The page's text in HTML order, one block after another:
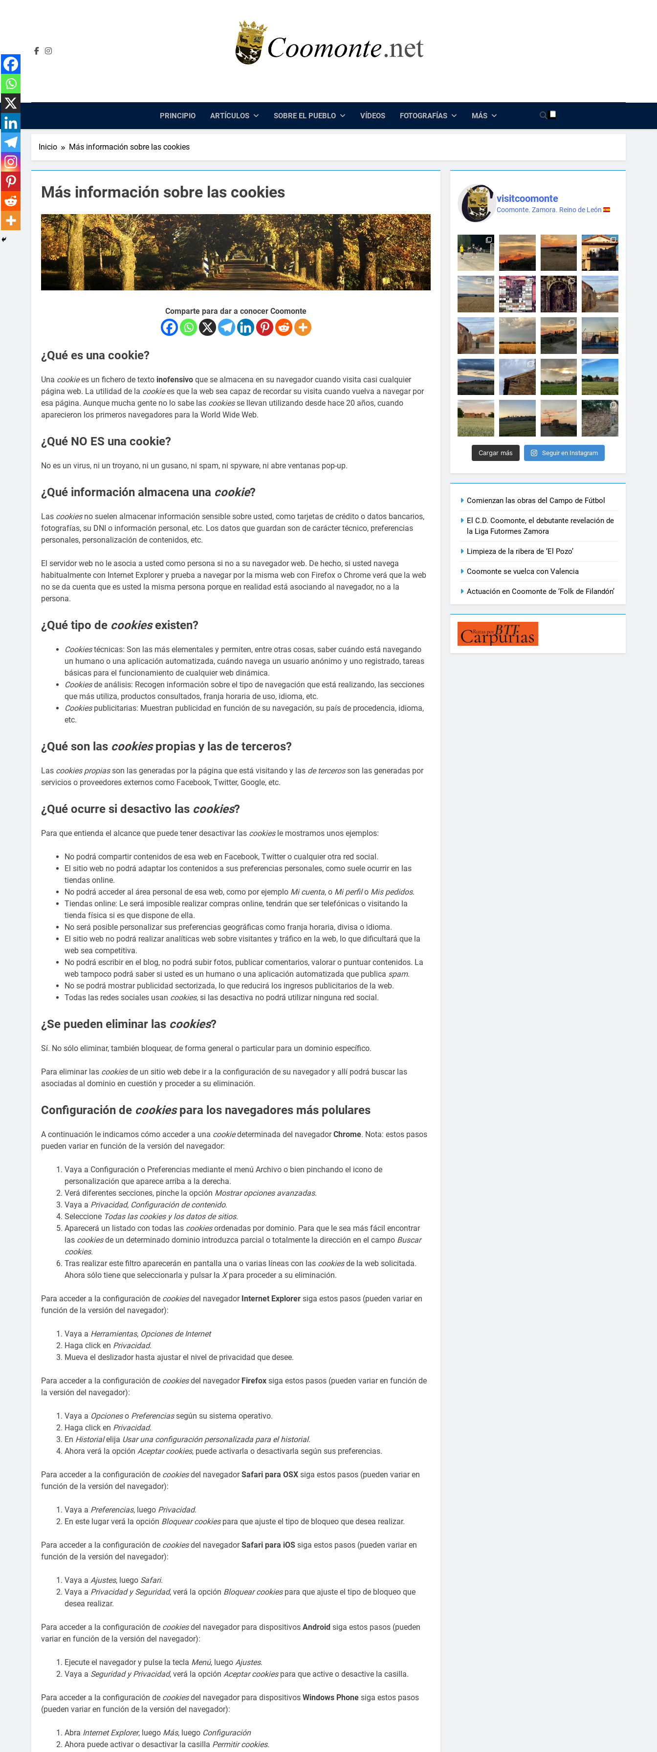
Coomonte.net |
PRINCIPIO ARTÍCULOS SOBRE EL PUEBLO VÍDEOS FOTOGRAFÍAS MÁS
Inicio Más información sobre las cookies
Más información sobre las cookies
Comparte para dar a conocer Coomonte
¿Qué es una cookie?
Una cookiees un fichero de texto inofensivo que se almacena en su navegador cuando visita casi cualquier
página web. La utilidad de la cookiees que la web sea capaz de recordar su visita cuando vuelva a navegar por
esa página. Aunque mucha gente no lo sabe las cookiesse llevan utilizando desde hace 20 años, cuando
aparecieron los primeros navegadores para la World Wide Web.
¿Qué NO ES una cookie?
No es un virus, ni un troyano, ni un gusano, ni spam, ni spyware, ni abre ventanas pop-up.
¿Qué información almacena una cookie?
Las cookiesno suelen almacenar información sensible sobre usted, como tarjetas de crédito o datos bancarios,
fotografías, su DNI o información personal, etc. Los datos que guardan son de carácter técnico, preferencias
personales, personalización de contenidos, etc.
El servidor web no le asocia a usted como persona si no a su navegador web. De hecho, si usted navega
habitualmente con Internet Explorer y prueba a navegar por la misma web con Firefox o Chrome verá que la web
no se da cuenta que es usted la misma persona porque en realidad está asociando al navegador, no a la
persona.
¿Qué tipo de cookiesexisten?
Cookiestécnicas: Son las más elementales y permiten, entre otras cosas, saber cuándo está navegando
un humano o una aplicación automatizada, cuándo navega un usuario anónimo y uno registrado, tareas
básicas para el funcionamiento de cualquier web dinámica.
Cookiesde análisis: Recogen información sobre el tipo de navegación que está realizando, las secciones
que más utiliza, productos consultados, franja horaria de uso, idioma, etc.
Cookiespublicitarias: Muestran publicidad en función de su navegación, su país de procedencia, idioma,
etc.
¿Qué son las cookiespropias y las de terceros?
Las cookies propiasson las generadas por la página que está visitando y las de tercerosson las generadas por
servicios o proveedores externos como Facebook, Twitter, Google, etc.
¿Qué ocurre si desactivo las cookies?
Para que entienda el alcance que puede tener desactivar las cookiesle mostramos unos ejemplos:
No podrá compartir contenidos de esa web en Facebook, Twitter o cualquier otra red social.
El sitio web no podrá adaptar los contenidos a sus preferencias personales, como suele ocurrir en las
tiendas online.
No podrá acceder al área personal de esa web, como por ejemplo Mi cuenta, o Mi perfilo Mis pedidos.
Tiendas online: Le será imposible realizar compras online, tendrán que ser telefónicas o visitando la
tienda física si es que dispone de ella.
No será posible personalizar sus preferencias geográficas como franja horaria, divisa o idioma.
El sitio web no podrá realizar analíticas web sobre visitantes y tráfico en la web, lo que dificultará que la
web sea competitiva.
No podrá escribir en el blog, no podrá subir fotos, publicar comentarios, valorar o puntuar contenidos. La
web tampoco podrá saber si usted es un humano o una aplicación automatizada que publica spam.
No se podrá mostrar publicidad sectorizada, lo que reducirá los ingresos publicitarios de la web.
Todas las redes sociales usan cookies, si las desactiva no podrá utilizar ninguna red social.
¿Se pueden eliminar las cookies?
Sí. No sólo eliminar, también bloquear, de forma general o particular para un dominio específico.
Para eliminar las cookiesde un sitio web debe ir a la configuración de su navegador y allí podrá buscar las
asociadas al dominio en cuestión y proceder a su eliminación.
Configuración de cookiespara los navegadores más polulares
A continuación le indicamos cómo acceder a una cookiedeterminada del navegadorChrome. Nota: estos pasos
pueden variar en función de la versión del navegador:
Vaya a Configuración o Preferencias mediante el menú Archivo o bien pinchando el icono de
personalización que aparece arriba a la derecha.
Verá diferentes secciones, pinche la opción Mostrar opciones avanzadas.
Vaya a Privacidad, Configuración de contenido.
Seleccione Todas las cookiesy los datos de sitios.
Aparecerá un listado con todas las cookiesordenadas por dominio. Para que le sea más fácil encontrar
las cookiesde un determinado dominio introduzca parcial o totalmente la dirección en el campo Buscar
cookies.
Tras realizar este filtro aparecerán en pantalla una o varias líneas con las cookiesde la web solicitada.
Ahora sólo tiene que seleccionarla y pulsar la Xpara proceder a su eliminación.
Para acceder a la configuración de cookiesdel navegador Internet Explorer siga estos pasos (pueden variar en
función de la versión del navegador):
Vaya a Herramientas, Opciones de Internet
Haga click en Privacidad.
Mueva el deslizador hasta ajustar el nivel de privacidad que desee.
Para acceder a la configuración de cookiesdel navegador Firefox siga estos pasos (pueden variar en función de
la versión del navegador):
Vaya a Opcioneso Preferenciassegún su sistema operativo.
Haga click en Privacidad.
En Historialelija Usar una configuración personalizada para el historial.
Ahora verá la opción Aceptar cookies, puede activarla o desactivarla según sus preferencias.
Para acceder a la configuración de cookiesdel navegadorSafari para OSX siga estos pasos (pueden variar en
función de la versión del navegador):
Vaya a Preferencias, luego Privacidad.
En este lugar verá la opción Bloquear cookiespara que ajuste el tipo de bloqueo que desea realizar.
Para acceder a la configuración de cookiesdel navegadorSafari para iOS siga estos pasos (pueden variar en
función de la versión del navegador):
Vaya a Ajustes, luego Safari.
Vaya a Privacidad y Seguridad, verá la opción Bloquear cookiespara que ajuste el tipo de bloqueo que
desea realizar.
Para acceder a la configuración de cookiesdel navegador para dispositivos Android siga estos pasos (pueden
variar en función de la versión del navegador):
Ejecute el navegador y pulse la tecla Menú, luego Ajustes.
Vaya a Seguridad y Privacidad, verá la opción Aceptar cookiespara que active o desactive la casilla.
Para acceder a la configuración de cookiesdel navegador para dispositivos Windows Phone siga estos pasos
(pueden variar en función de la versión del navegador):
Abra Internet Explorer, luego Más, luego Configuración
Ahora puede activar o desactivar la casilla Permitir cookies.
visitcoomonte
Coomonte. Zamora. Reino de León
Cargar más Seguir en Instagram
Comienzan las obras del Campo de Fútbol
El C.D. Coomonte, el debutante revelación de
la Liga Futormes Zamora
Limpieza de la ribera de ‘El Pozo’
Coomonte se vuelca con Valencia
Actuación en Coomonte de ‘Folk de Filandón’